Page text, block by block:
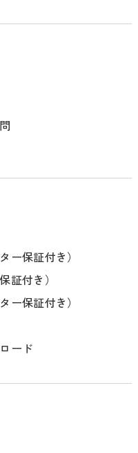
ー保証付き）
証付き）
ー保証付き）
ード